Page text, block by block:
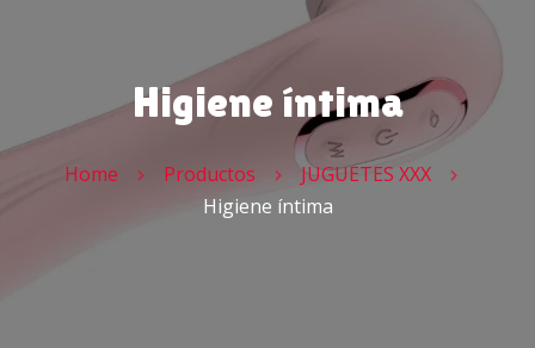
Higiene íntima
Home Productos
JUGUETES XXX
Higiene íntima